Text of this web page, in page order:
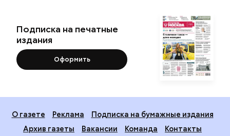
Подписка на печатные
издания
Оформить
О газете Реклама
Подписка на бумажные издания
Архив газеты
Вакансии Команда
Контакты